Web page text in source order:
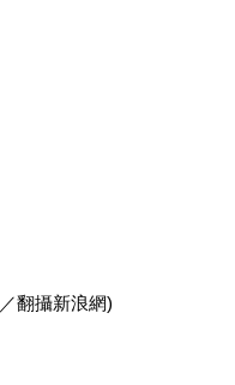
翻攝新浪網)